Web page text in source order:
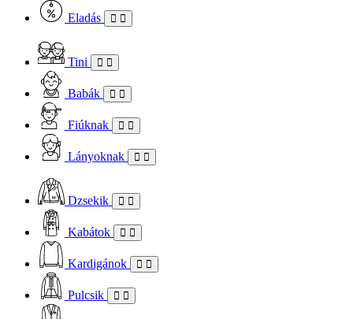
Eladás
Tini
Babák
Fiúknak
Lányoknak
Dzsekik
Kabátok
Kardigánok
Pulcsik